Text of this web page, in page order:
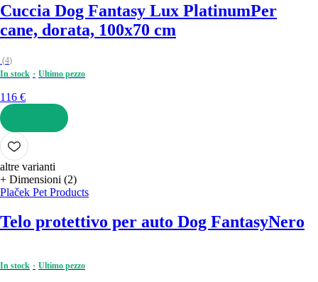
Cuccia Dog Fantasy Lux PlatinumPer
cane, dorata, 100x70 cm
(4)
In stock
Ultimo pezzo
116 €
AGGIUNGI
altre varianti
+ Dimensioni (2)
Plaček Pet Products
Telo protettivo per auto Dog FantasyNero
In stock Ultimo pezzo